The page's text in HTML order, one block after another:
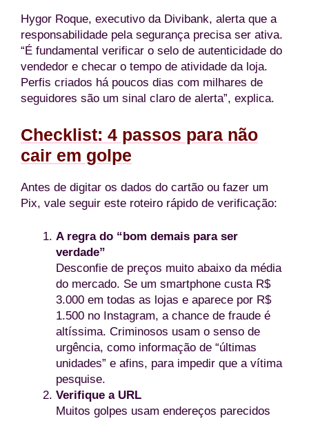
Hygor Roque, executivo da Divibank, alerta que a
responsabilidade pela segurança precisa ser ativa.
“É fundamental verificar o selo de autenticidade do
vendedor e checar o tempo de atividade da loja.
Perfis criados há poucos dias com milhares de
seguidores são um sinal claro de alerta”, explica.
Checklist: 4 passos para não
cair em golpe
Antes de digitar os dados do cartão ou fazer um
Pix, vale seguir este roteiro rápido de verificação:
A regra do “bom demais para ser
verdade”
Desconfie de preços muito abaixo da média
do mercado. Se um smartphone custa R$
3.000 em todas as lojas e aparece por R$
1.500 no Instagram, a chance de fraude é
altíssima. Criminosos usam o senso de
urgência, como informação de “últimas
unidades” e afins, para impedir que a vítima
pesquise.
Verifique a URL
Muitos golpes usam endereços parecidos